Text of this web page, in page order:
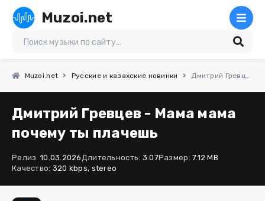
Muzoi.net
Muzoi.net Русские и казахские новинки Дмитрий Гревцев - Мама мама почему ты плачешь
Дмитрий Гревцев - Мама мама
почему ты плачешь
Релиз: 10.03.2026Длительность: 3:07Размер: 7.12 MB
Качество: 320 kbps, stereo